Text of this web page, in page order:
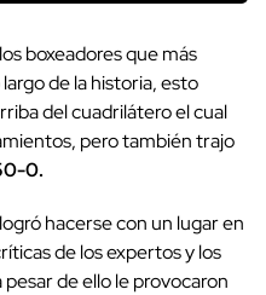
boxeadores que más
de la historia, esto
del cuadrilátero el cual
pero también trajo
0.
logró hacerse con un lugar en
de los expertos y los
de ello le provocaron